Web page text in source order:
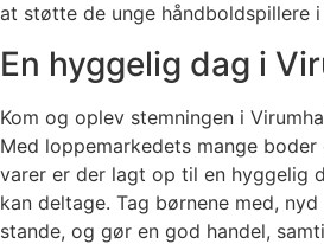
at støtte de unge håndboldspillere i
En hyggelig dag i
Kom og oplev stemningen i
Med loppemarkedets mange
varer er der lagt op til en hyggelig
kan deltage. Tag børnene med,
stande, og gør en god handel,